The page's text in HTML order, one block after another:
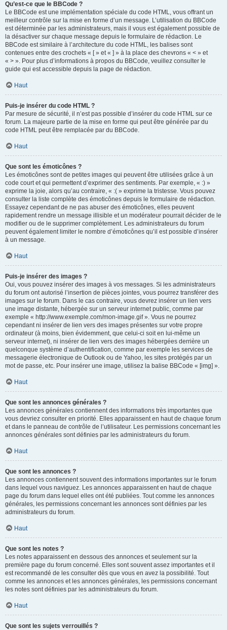
Qu’est-ce que le BBCode ?
Le BBCode est une implémentation spéciale du code HTML, vous offrant un
meilleur contrôle sur la mise en forme d’un message. L’utilisation du BBCode
est déterminée par les administrateurs, mais il vous est également possible de
la désactiver sur chaque message depuis le formulaire de rédaction. Le
BBCode est similaire à l’architecture du code HTML, les balises sont
contenues entre des crochets « [ » et « ] » à la place des chevrons « < » et
« > ». Pour plus d’informations à propos du BBCode, veuillez consulter le
guide qui est accessible depuis la page de rédaction.
Haut
Puis-je insérer du code HTML ?
Par mesure de sécurité, il n’est pas possible d’insérer du code HTML sur ce
forum. La majeure partie de la mise en forme qui peut être générée par du
code HTML peut être remplacée par du BBCode.
Haut
Que sont les émoticônes ?
Les émoticônes sont de petites images qui peuvent être utilisées grâce à un
code court et qui permettent d’exprimer des sentiments. Par exemple, « :) »
exprime la joie, alors qu’au contraire, « :( » exprime la tristesse. Vous pouvez
consulter la liste complète des émoticônes depuis le formulaire de rédaction.
Essayez cependant de ne pas abuser des émoticônes, elles peuvent
rapidement rendre un message illisible et un modérateur pourrait décider de le
modifier ou de le supprimer complètement. Les administrateurs du forum
peuvent également limiter le nombre d’émoticônes qu’il est possible d’insérer
à un message.
Haut
Puis-je insérer des images ?
Oui, vous pouvez insérer des images à vos messages. Si les administrateurs
du forum ont autorisé l’insertion de pièces jointes, vous pourrez transférer des
images sur le forum. Dans le cas contraire, vous devrez insérer un lien vers
une image distante, hébergée sur un serveur internet public, comme par
exemple « http://www.exemple.com/mon-image.gif ». Vous ne pourrez
cependant ni insérer de lien vers des images présentes sur votre propre
ordinateur (à moins, bien évidemment, que celui-ci soit en lui-même un
serveur internet), ni insérer de lien vers des images hébergées derrière un
quelconque système d’authentification, comme par exemple les services de
messagerie électronique de Outlook ou de Yahoo, les sites protégés par un
mot de passe, etc. Pour insérer une image, utilisez la balise BBCode « [img] ».
Haut
Que sont les annonces générales ?
Les annonces générales contiennent des informations très importantes que
vous devriez consulter en priorité. Elles apparaissent en haut de chaque forum
et dans le panneau de contrôle de l’utilisateur. Les permissions concernant les
annonces générales sont définies par les administrateurs du forum.
Haut
Que sont les annonces ?
Les annonces contiennent souvent des informations importantes sur le forum
dans lequel vous naviguez. Les annonces apparaissent en haut de chaque
page du forum dans lequel elles ont été publiées. Tout comme les annonces
générales, les permissions concernant les annonces sont définies par les
administrateurs du forum.
Haut
Que sont les notes ?
Les notes apparaissent en dessous des annonces et seulement sur la
première page du forum concerné. Elles sont souvent assez importantes et il
est recommandé de les consulter dès que vous en avez la possibilité. Tout
comme les annonces et les annonces générales, les permissions concernant
les notes sont définies par les administrateurs du forum.
Haut
Que sont les sujets verrouillés ?